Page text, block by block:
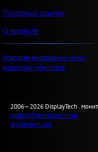
Полезные ссылки
О проекте
Описания инженерных меню
некоторых мониторов
2006—2026 DisplayTech .
update@displaytech.org
displaytech.org